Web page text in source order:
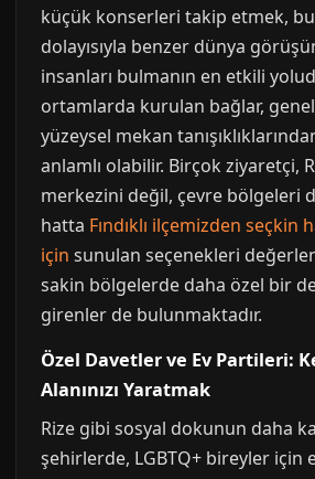
küçük konserleri takip etmek,
dolayısıyla benzer dünya
insanları bulmanın en etkili
ortamlarda kurulan bağlar,
yüzeysel mekan
anlamlı olabilir. Birçok ziyaretçi,
merkezini değil, çevre bölgeleri
hatta Fındıklı ilçemizden seçkin
için sunulan seçenekleri
sakin bölgelerde daha özel bir
girenler de bulunmaktadır.
Özel Davetler ve Ev Partileri:
Alanınızı Yaratmak
Rize gibi sosyal dokunun daha
şehirlerde, LGBTQ+ bireyler için